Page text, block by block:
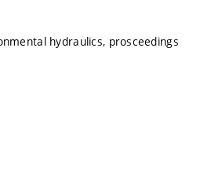
hydraulics, prosceedings